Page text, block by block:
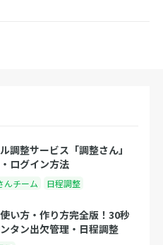
調整サービス「調整さん」
ログイン方法
んチーム 日程調整
い方・作り方完全版！30秒
タン出欠管理・日程調整